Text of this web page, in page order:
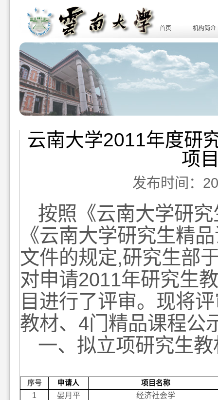
首页 机构简介
云南大学2011年度研
项
发布时间：
按照 《云南大学研
《云南大学研究生精
文件的规定,研究生部
对申请2011年研究生
目进行了评审。现将
教材、4门精品课程公
一、拟立项研究生教
序号 申请人 项目名称
1 晏月平
经济社会学